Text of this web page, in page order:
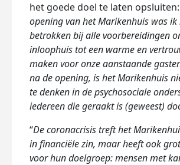
het goede doel te laten
opening van het Marikenhuis was
betrokken bij alle voorbereidingen
inloophuis tot een warme en
maken voor onze aanstaande
na de opening, is het Marikenhuis
te denken in de psychosociale
iedereen die geraakt is (geweest)
“De coronacrisis treft het
in financiële zin, maar heeft ook
voor hun doelgroep: mensen met